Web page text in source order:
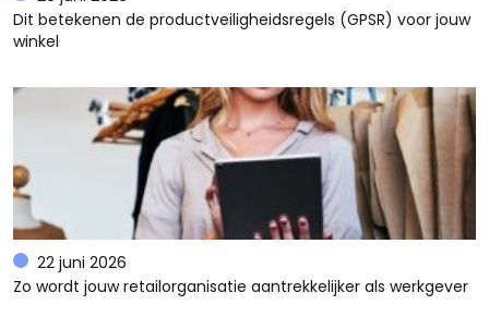
Dit betekenen de productveiligheidsregels (GPSR) voor jouw
winkel
22 juni 2026
Zo wordt jouw retailorganisatie aantrekkelijker als werkgever